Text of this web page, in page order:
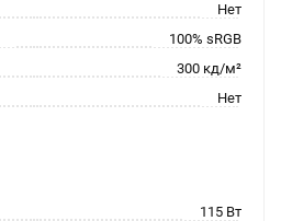
Нет
100% sRGB
300 кд/м²
Нет
115 Вт